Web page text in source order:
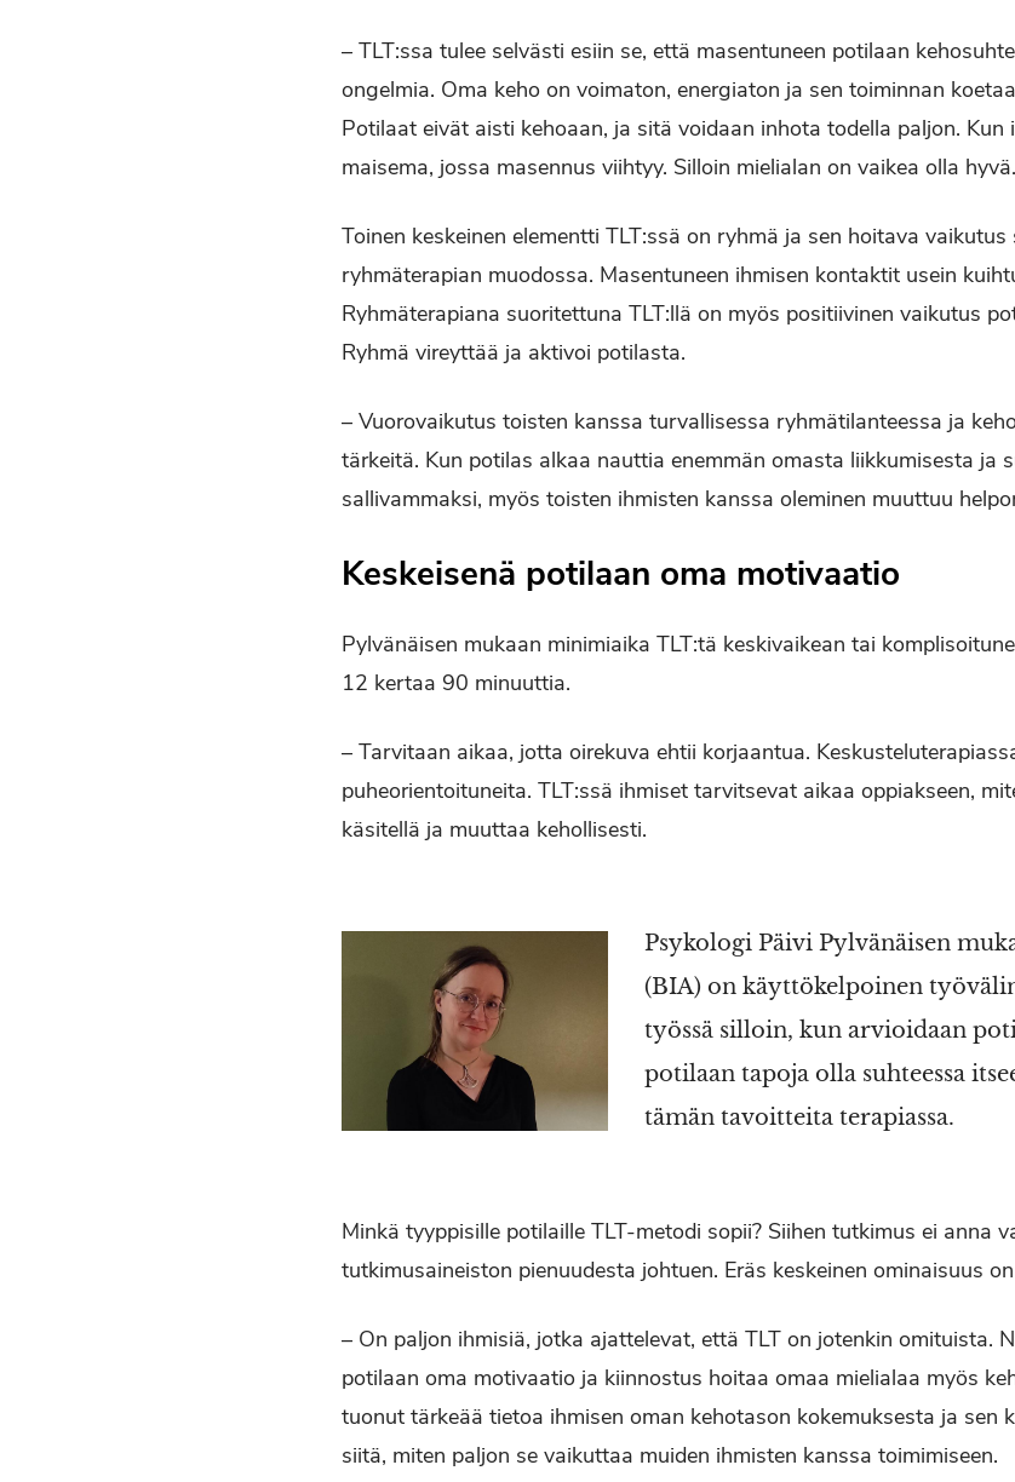
– TLT:ssa tulee selvästi esiin se, että masentuneen potilaan
ongelmia. Oma keho on voimaton, energiaton ja sen toiminnan
Potilaat eivät aisti kehoaan, ja sitä voidaan inhota todella paljon. Kun
maisema, jossa masennus viihtyy. Silloin mielialan on vaikea olla hyvä.
Toinen keskeinen elementti TLT:ssä on ryhmä ja sen hoitava
ryhmäterapian muodossa. Masentuneen ihmisen kontaktit usein
Ryhmäterapiana suoritettuna TLT:llä on myös positiivinen vaikutus
Ryhmä vireyttää ja aktivoi potilasta.
– Vuorovaikutus toisten kanssa turvallisessa ryhmätilanteessa ja
tärkeitä. Kun potilas alkaa nauttia enemmän omasta liikkumisesta ja
sallivammaksi, myös toisten ihmisten kanssa oleminen muuttuu
Keskeisenä potilaan oma motivaatio
Pylvänäisen mukaan minimiaika TLT:tä keskivaikean tai
12 kertaa 90 minuuttia.
– Tarvitaan aikaa, jotta oirekuva ehtii korjaantua.
puheorientoituneita. TLT:ssä ihmiset tarvitsevat aikaa oppiakseen,
käsitellä ja muuttaa kehollisesti.
Psykologi Päivi Pylvänäisen
(BIA) on käyttökelpoinen
työssä silloin, kun arvioidaan
potilaan tapoja olla suhteessa
tämän tavoitteita terapiassa.
Minkä tyyppisille potilaille TLT-metodi sopii? Siihen tutkimus ei anna
tutkimusaineiston pienuudesta johtuen. Eräs keskeinen ominaisuus
– On paljon ihmisiä, jotka ajattelevat, että TLT on jotenkin omituista.
potilaan oma motivaatio ja kiinnostus hoitaa omaa mielialaa myös
tuonut tärkeää tietoa ihmisen oman kehotason kokemuksesta ja sen
siitä, miten paljon se vaikuttaa muiden ihmisten kanssa toimimiseen.